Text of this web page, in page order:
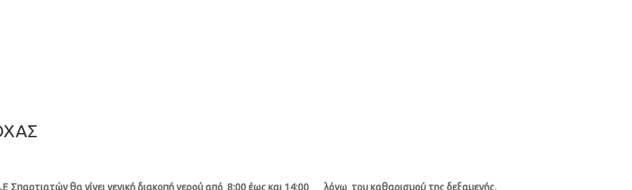
θα γίνει γενική διακοπή νερού από 8:00 έως και 14:00 λόγω του καθαρισμού της δεξαμενής.